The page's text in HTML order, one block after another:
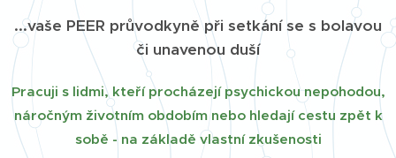
...vaše PEER průvodkyně při setkání se s bolavou
či unavenou duší
Pracuji s lidmi, kteří procházejí psychickou nepohodou,
náročným životním obdobím nebo hledají cestu zpět k
sobě - na základě vlastní zkušenosti